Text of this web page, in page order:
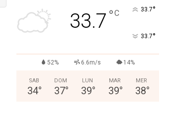
33.7 °C 33.7°
33.7°
52% 6.6m/s 14%
SAB
34°
DOM
37°
LUN
39°
MAR
39°
MER
38°